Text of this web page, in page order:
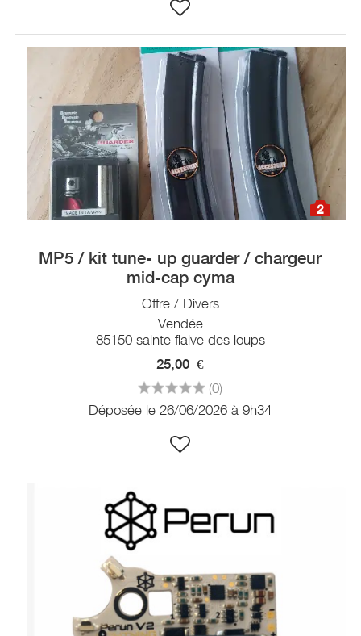
2
MP5 / kit tune- up guarder / chargeur
mid-cap cyma
Offre / Divers
Vendée
85150 sainte flaive des loups
25,00 €
(0)
Déposée le 26/06/2026 à 9h34